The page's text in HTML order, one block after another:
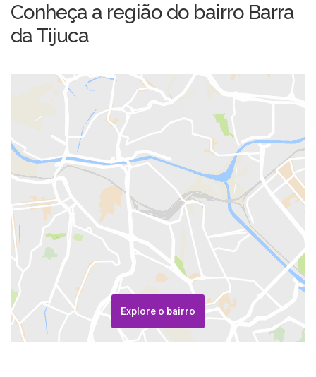
Conheça a região do bairro Barra
da Tijuca
Explore o bairro